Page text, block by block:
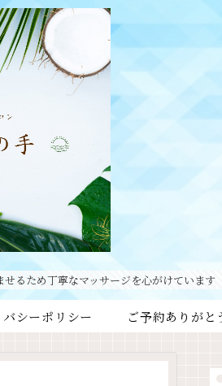
るため丁寧なマッサージを心がけています
バシーポリシー ご予約ありがと